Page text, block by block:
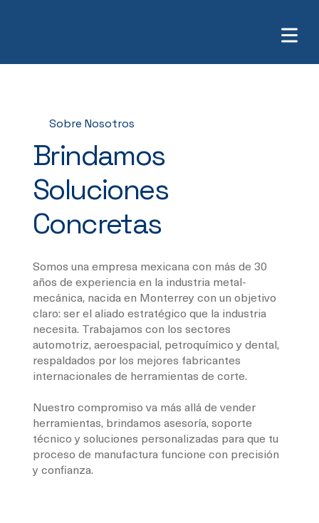
Sobre Nosotros
Brindamos
Soluciones
Concretas
Somos una empresa mexicana con más de 30
años de experiencia en la industria metal-
mecánica, nacida en Monterrey con un objetivo
claro: ser el aliado estratégico que la industria
necesita. Trabajamos con los sectores
automotriz, aeroespacial, petroquímico y dental,
respaldados por los mejores fabricantes
internacionales de herramientas de corte.
Nuestro compromiso va más allá de vender
herramientas, brindamos asesoría, soporte
técnico y soluciones personalizadas para que tu
proceso de manufactura funcione con precisión
y confianza.